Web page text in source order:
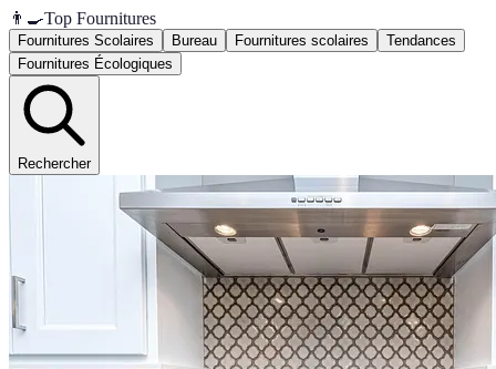
👨‍🍳Top Fournitures
Fournitures Scolaires Bureau Fournitures scolaires
Tendances
Fournitures Écologiques
Rechercher